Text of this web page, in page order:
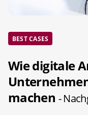
BEST CASES
Wie digitale
machen -